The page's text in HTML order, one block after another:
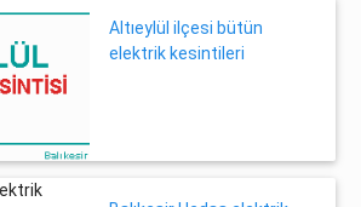
Altıeylül ilçesi bütün
elektrik kesintileri